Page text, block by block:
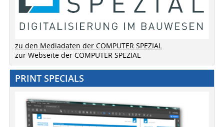
zu den Mediadaten der COMPUTER SPEZIAL
zur Webseite der COMPUTER SPEZIAL
PRINT SPECIALS